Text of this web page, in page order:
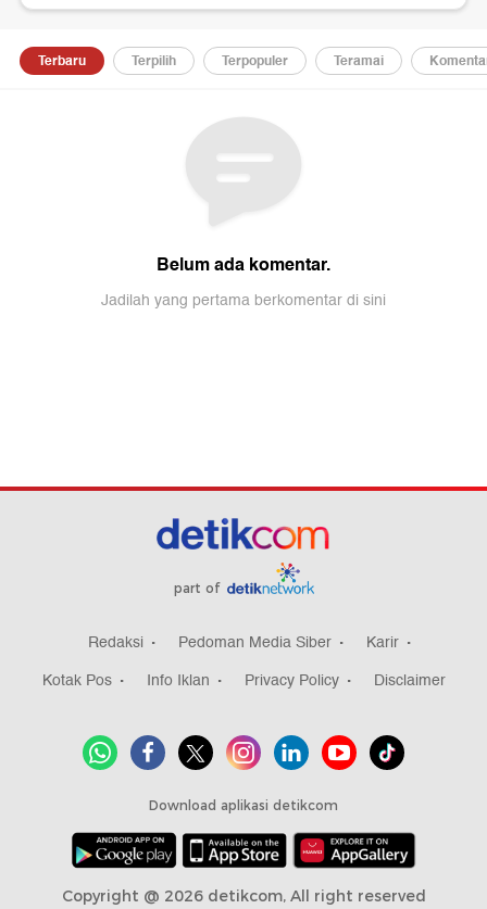
part of
Redaksi Pedoman Media Siber
Karir
Kotak Pos
Info Iklan Privacy Policy Disclaimer
Download aplikasi detikcom
Copyright @ 2026 detikcom, All right reserved